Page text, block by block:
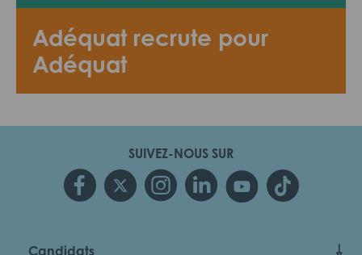
Adéquat recrute pour
Adéquat
SUIVEZ-NOUS SUR
Candidats